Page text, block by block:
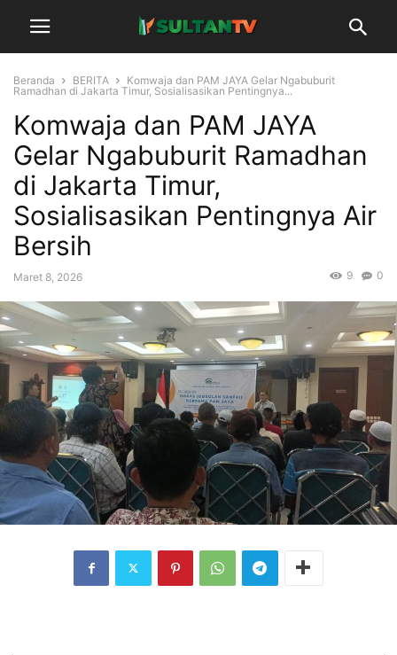
Beranda BERITA
Komwaja dan PAM JAYA Gelar Ngabuburit
Ramadhan di Jakarta Timur, Sosialisasikan Pentingnya...
Komwaja dan PAM JAYA
Gelar Ngabuburit Ramadhan
di Jakarta Timur,
Sosialisasikan Pentingnya Air
Bersih
Maret 8, 2026 0
9